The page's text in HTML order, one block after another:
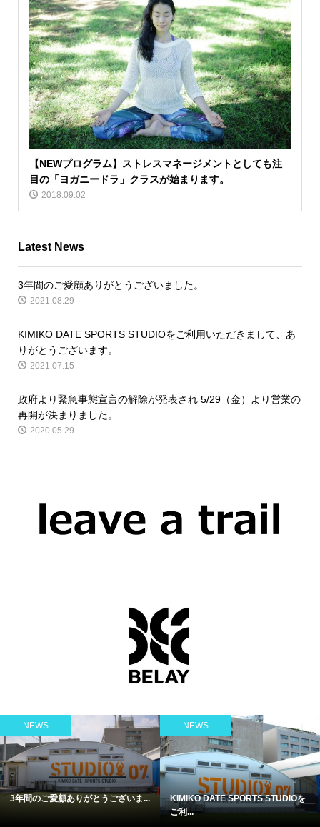
【NEWプログラム】ストレスマネージメントとしても注
目の「ヨガニードラ」クラスが始まります。
2018.09.02
Latest News
3年間のご愛顧ありがとうございました。
2021.08.29
KIMIKO DATE SPORTS STUDIOをご利用いただきまして、あ
りがとうございます。
2021.07.15
政府より緊急事態宣言の解除が発表され 5/29（金）より営業の
再開が決まりました。
2020.05.29
NEWS
3年間のご愛顧ありがとうございま...
NEWS
KIMIKO DATE SPORTS STUDIOを
ご利...